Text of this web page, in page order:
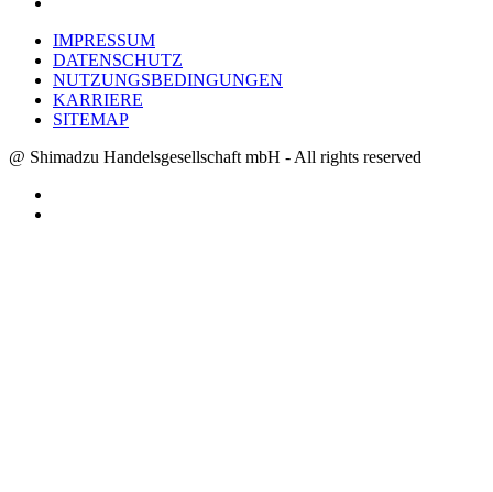
IMPRESSUM
DATENSCHUTZ
NUTZUNGSBEDINGUNGEN
KARRIERE
SITEMAP
@ Shimadzu Handelsgesellschaft mbH - All rights reserved